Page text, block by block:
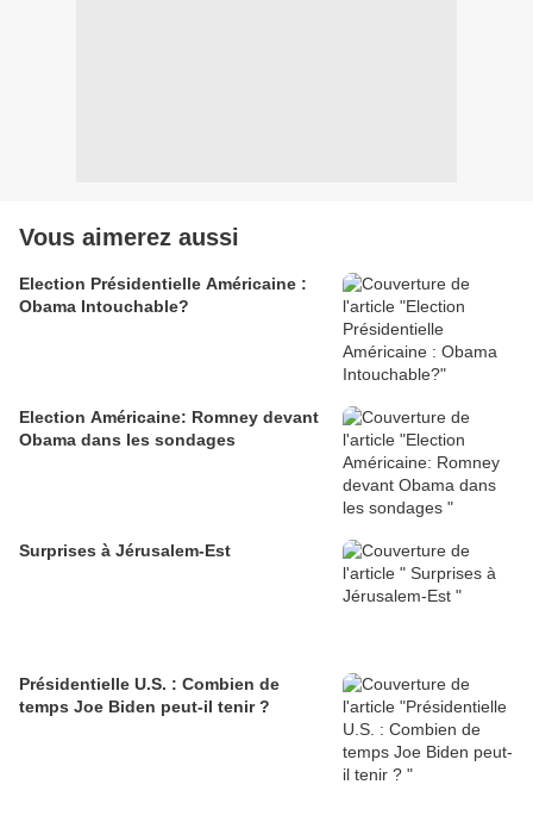
Vous aimerez aussi
Election Présidentielle Américaine :
Obama Intouchable?
Election Américaine: Romney devant
Obama dans les sondages
Surprises à Jérusalem-Est
Présidentielle U.S. : Combien de
temps Joe Biden peut-il tenir ?